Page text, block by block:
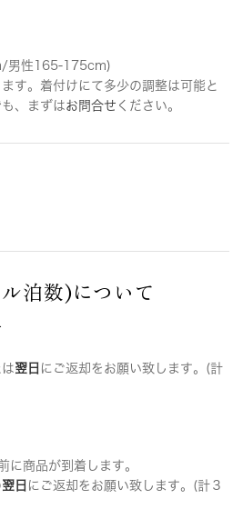
男性165-175cm)
す。着付けにて多少の調整は可能と
、まずはお問合せ ください。
泊数)について
翌日 にご返却をお願い致します。(計
に商品が到着します。
翌日 にご返却をお願い致します。(計３